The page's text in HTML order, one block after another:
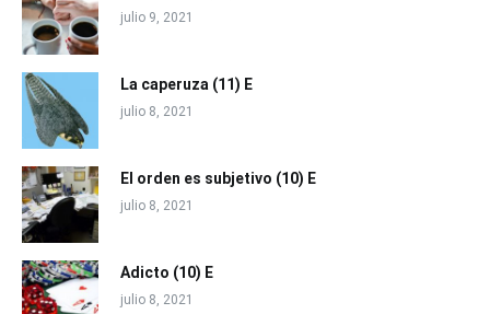
julio 9, 2021
La caperuza (11) E
julio 8, 2021
El orden es subjetivo (10) E
julio 8, 2021
Adicto (10) E
julio 8, 2021